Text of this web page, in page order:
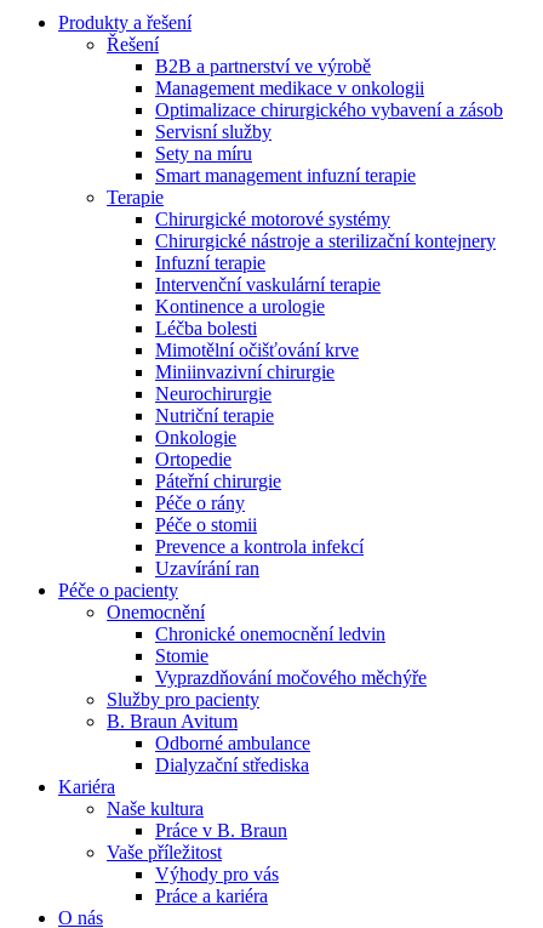
Produktový katalog​
Objevte naše produkty. Navštivte produktový katalog B.
Braun s našim kompletním produktovým portfoliem.
Odborné ambulance
Naše specializované ambulance jsou tu pro vás. Zvolte
specializaci a město, které potřebujete, a objednejte se do naší
ambulance.
Zůstaňte v dialogu s B. Braun. ​Kontaktujte nás.​
Produkty a řešení
Řešení
B2B a partnerství ve výrobě
Management medikace v onkologii
Optimalizace chirurgického vybavení a zásob
Servisní služby
Sety na míru
Smart management infuzní terapie​
Terapie
Chirurgické motorové systémy
Chirurgické nástroje a sterilizační kontejnery
Infuzní terapie
Intervenční vaskulární terapie
Kontinence a urologie
Léčba bolesti
Mimotělní očišťování krve
Miniinvazivní chirurgie
Neurochirurgie
Nutriční terapie
Onkologie
Ortopedie
Páteřní chirurgie
Péče o rány
Péče o stomii
Prevence a kontrola infekcí
Uzavírání ran
Péče o pacienty
Onemocnění
Chronické onemocnění ledvin
Stomie
Vyprazdňování močového měchýře
Služby pro pacienty
B. Braun Avitum
Odborné ambulance
Dialyzační střediska
Kariéra
Naše kultura
Práce v B. Braun
Vaše příležitost​
Výhody pro vás
Práce a kariéra
O nás